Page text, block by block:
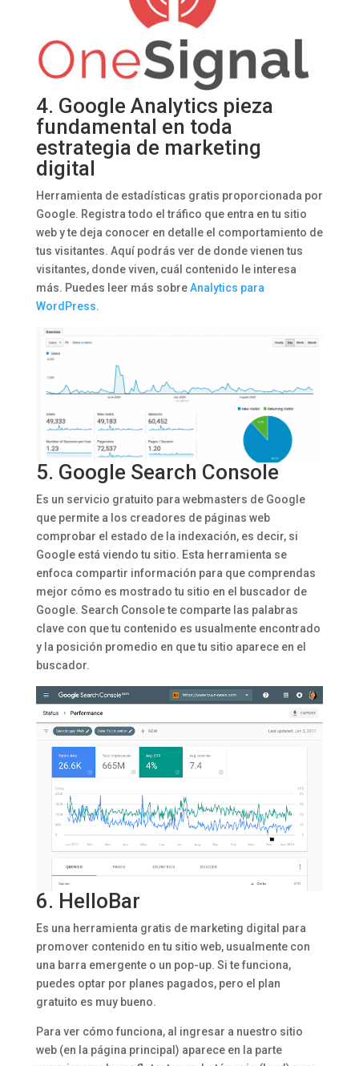
4. Google Analytics pieza
fundamental en toda
estrategia de marketing
digital
Herramienta de estadísticas gratis proporcionada por
Google. Registra todo el tráfico que entra en tu sitio
web y te deja conocer en detalle el comportamiento de
tus visitantes. Aquí podrás ver de donde vienen tus
visitantes, donde viven, cuál contenido le interesa
más. Puedes leer más sobreAnalytics para
WordPress.
5. Google Search Console
Es un servicio gratuito para webmasters de Google
que permite a los creadores de páginas web
comprobar el estado de la indexación, es decir, si
Google está viendo tu sitio. Esta herramienta se
enfoca compartir información para que comprendas
mejor cómo es mostrado tu sitio en el buscador de
Google. Search Console te comparte las palabras
clave con que tu contenido es usualmente encontrado
y la posición promedio en que tu sitio aparece en el
buscador.
6. HelloBar
Es una herramienta gratis de marketing digital para
promover contenido en tu sitio web, usualmente con
una barra emergente o un pop-up. Si te funciona,
puedes optar por planes pagados, pero el plan
gratuito es muy bueno.
Para ver cómo funciona, al ingresar a nuestro sitio
web (en la página principal) aparece en la parte